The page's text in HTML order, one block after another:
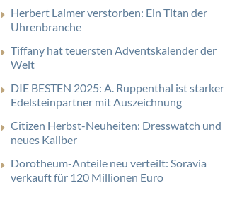
Herbert Laimer verstorben: Ein Titan der
Uhrenbranche
Tiffany hat teuersten Adventskalender der
Welt
DIE BESTEN 2025: A. Ruppenthal ist starker
Edelsteinpartner mit Auszeichnung
Citizen Herbst-Neuheiten: Dresswatch und
neues Kaliber
Dorotheum-Anteile neu verteilt: Soravia
verkauft für 120 Millionen Euro